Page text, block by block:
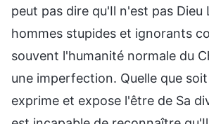
peut pas dire qu'Il n'est pas Dieu
hommes stupides et ignorants
souvent l'humanité normale du
une imperfection. Quelle que
exprime et expose l'être de Sa